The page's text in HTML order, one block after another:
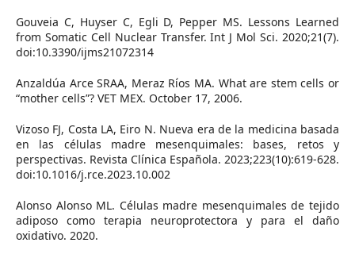
Gouveia C, Huyser C, Egli D, Pepper MS. Lessons Learned
from Somatic Cell Nuclear Transfer. Int J Mol Sci. 2020;21(7).
doi:10.3390/ijms21072314
Anzaldúa Arce SRAA, Meraz Ríos MA. What are stem cells or
“mother cells”? VET MEX. October 17, 2006.
Vizoso FJ, Costa LA, Eiro N. Nueva era de la medicina basada
en las células madre mesenquimales: bases, retos y
perspectivas. Revista Clínica Española. 2023;223(10):619-628.
doi:10.1016/j.rce.2023.10.002
Alonso Alonso ML. Células madre mesenquimales de tejido
adiposo como terapia neuroprotectora y para el daño
oxidativo. 2020.